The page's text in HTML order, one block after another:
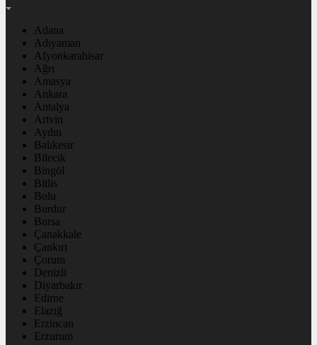
Adana
Adıyaman
Afyonkarahisar
Ağrı
Amasya
Ankara
Antalya
Artvin
Aydın
Balıkesir
Bilecik
Bingöl
Bitlis
Bolu
Burdur
Bursa
Çanakkale
Çankırı
Çorum
Denizli
Diyarbakır
Edirne
Elazığ
Erzincan
Erzurum